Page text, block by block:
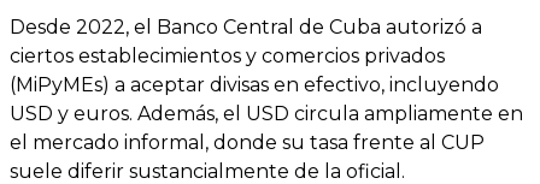
Desde 2022, el Banco Central de Cuba autorizó a
ciertos establecimientos y comercios privados
(MiPyMEs) a aceptar divisas en efectivo, incluyendo
USD y euros. Además, el USD circula ampliamente en
el mercado informal, donde su tasa frente al CUP
suele diferir sustancialmente de la oficial.